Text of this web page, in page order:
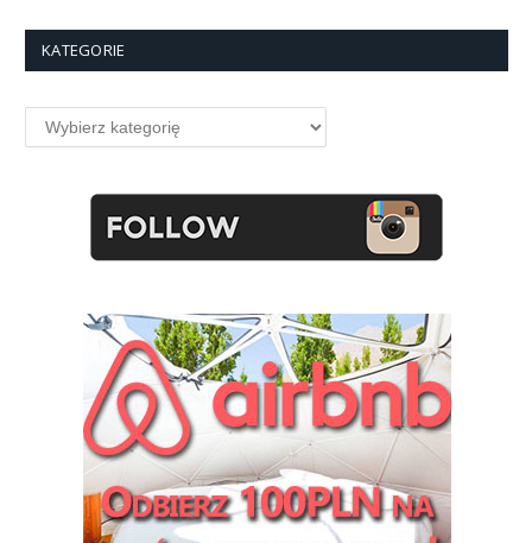
KATEGORIE
Kategorie